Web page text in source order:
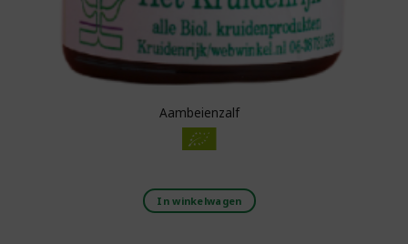
Aambeienzalf
In winkelwagen